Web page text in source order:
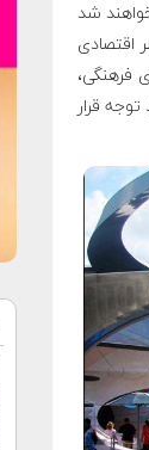
شد
اقتصادی
فرهنگی،
قرار